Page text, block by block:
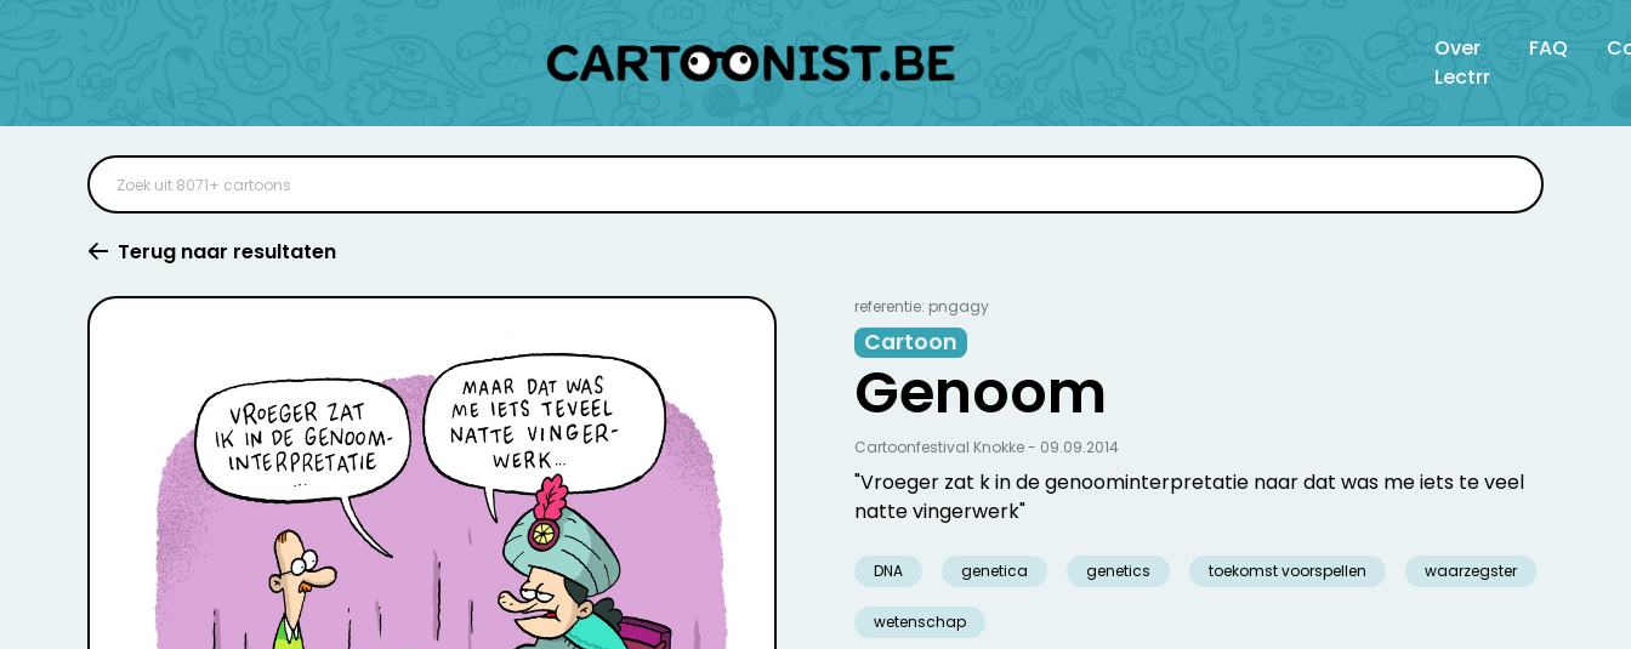
Over
Lectrr
FAQ
Terug naar resultaten
referentie: pngagy
Cartoon
Genoom
"Vroeger zat k in de genoominterpretatie naar dat was me iets te veel
natte vingerwerk"
DNA genetica genetics toekomst voorspellen waarzegster
wetenschap
Cartoonfestival Knokke - 09.09.2014